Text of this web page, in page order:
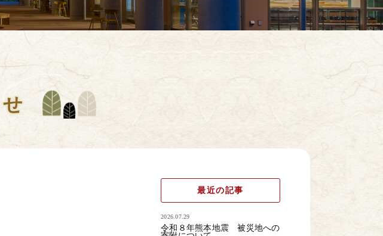
最近の記事
2026.07.29
令和８年熊本地震 被災地への